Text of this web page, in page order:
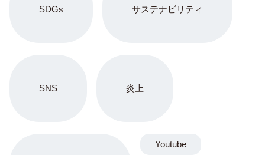
SDGs サステナビリティ
SNS 炎上
Youtube